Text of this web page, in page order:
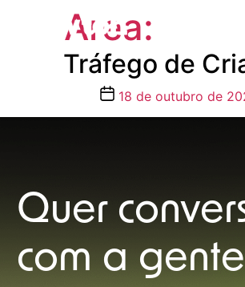
Area:
Tráfego de
Data18 de outubro de
Quer
com a gente